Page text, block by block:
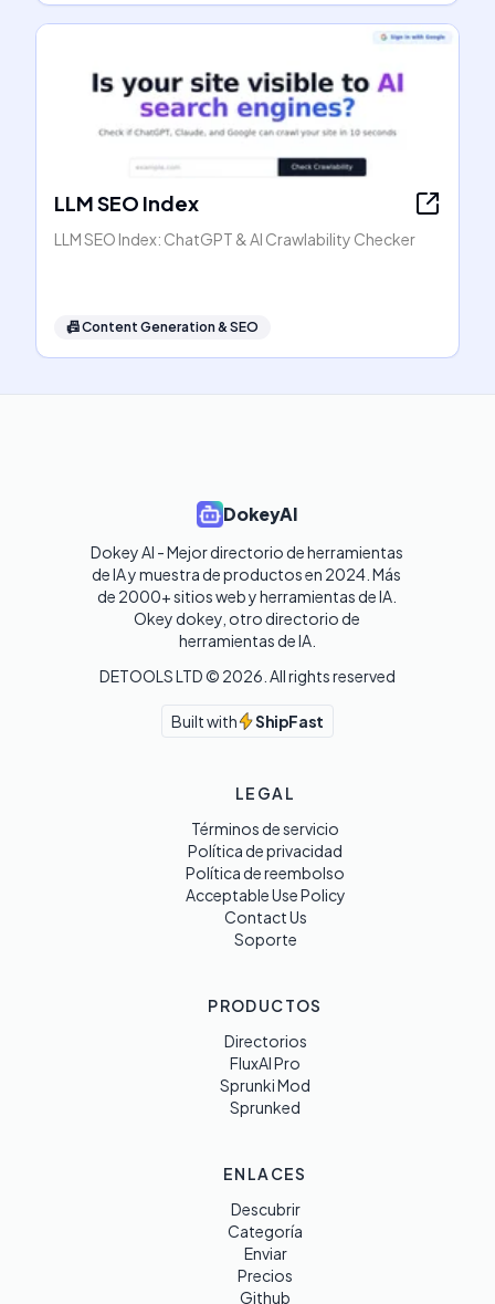
LLM SEO Index
LLM SEO Index: ChatGPT & AI Crawlability Checker
📠Content Generation & SEO
DokeyAI
Dokey AI - Mejor directorio de herramientas
de IA y muestra de productos en 2024. Más
de 2000+ sitios web y herramientas de IA.
Okey dokey, otro directorio de
herramientas de IA.
DETOOLS LTD © 2026 . All rights reserved
Built with ShipFast
LEGAL
Términos de servicio
Política de privacidad
Política de reembolso
Acceptable Use Policy
Contact Us
Soporte
PRODUCTOS
Directorios
FluxAI Pro
Sprunki Mod
Sprunked
ENLACES
Descubrir
Categoría
Enviar
Precios
Github